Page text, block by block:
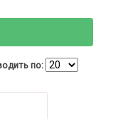
по: